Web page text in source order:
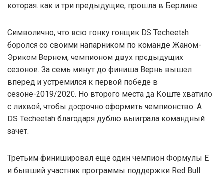
которая, как и три предыдущие, прошла в Берлине.
Символично, что всю гонку гонщик DS Techeetah
боролся со своими напарником по команде Жаном-
Эриком Вернем, чемпионом двух предыдущих
сезонов. За семь минут до финиша Вернь вышел
вперед и устремился к первой победе в
сезоне-2019/2020. Но второго места да Коште хватило
с лихвой, чтобы досрочно оформить чемпионство. А
DS Techeetah благодаря дублю выиграла командный
зачет.
Третьим финишировал еще один чемпион Формулы E
и бывший участник программы поддержки Red Bull